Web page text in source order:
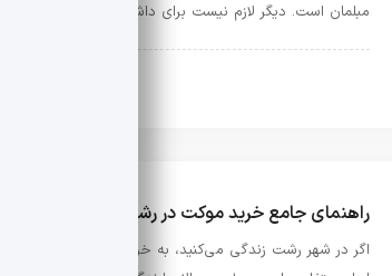
مبلمان است. دیگر لازم نیست برای داشتن یک سرویس مبل
راهنمای جامع خرید موکت در رشت؛ از انتخاب
اگر در شهر رشت زندگی می‌کنید، به خوبی می‌دانید که